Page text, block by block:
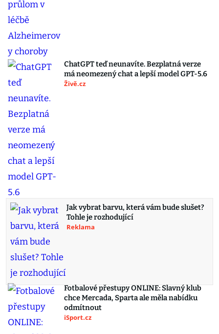
ChatGPT teď neunavíte. Bezplatná verze
má neomezený chat a lepší model GPT-5.6
Živě.cz
Jak vybrat barvu, která vám bude slušet?
Tohle je rozhodující
Reklama
Fotbalové přestupy ONLINE: Slavný klub
chce Mercada, Sparta ale měla nabídku
odmítnout
iSport.cz